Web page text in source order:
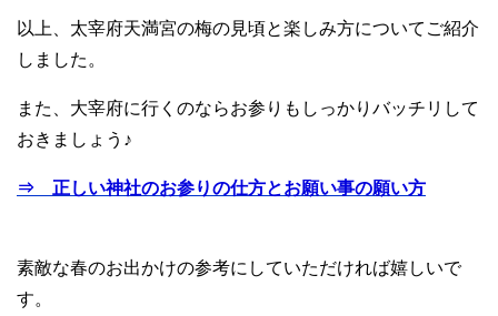
以上、太宰府天満宮の梅の見頃と楽しみ方についてご紹介
しました。
また、大宰府に行くのならお参りもしっかりバッチリして
おきましょう♪
⇒ 正しい神社のお参りの仕方とお願い事の願い方
素敵な春のお出かけの参考にしていただければ嬉しいで
す。